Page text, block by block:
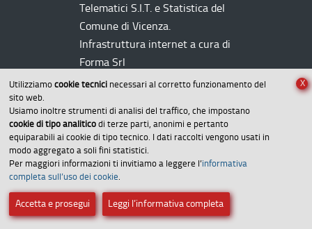
Utilizziamo cookie tecnici necessari al corretto funzionamento del
sito web.
Usiamo inoltre strumenti di analisi del traffico, che impostano
cookie di tipo analitico di terze parti, anonimi e pertanto
equiparabili ai cookie di tipo tecnico. I dati raccolti vengono usati in
modo aggregato a soli fini statistici.
Per maggiori informazioni ti invitiamo a leggere l’informativa
completa sull’uso dei cookie
Accetta e prosegui Leggi l’informativa completa
X
Telematici S.I.T. e Statistica del
Comune di Vicenza.
Infrastruttura internet a cura di
Forma Srl
Amministrazione trasparente
Dichiarazione di accessibilità